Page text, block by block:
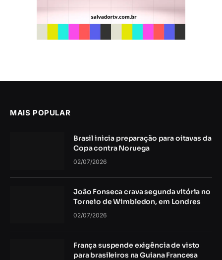
MAIS POPULAR
Brasil inicia preparação para oitavas da
Copa contra Noruega
02/07/2026
João Fonseca crava segunda vitória no
Torneio de Wimbledon, em Londres
02/07/2026
França suspende exigência de visto
para brasileiros na Guiana Francesa